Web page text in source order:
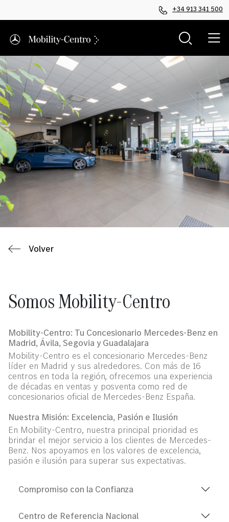
+34 913 341 500
Volver
Somos Mobility-Centro
Mobility-Centro: Tu Concesionario Mercedes-Benz en
Madrid, Ávila, Segovia y Guadalajara
Mobility-Centro es el concesionario Mercedes-Benz
líder en Madrid y sus alrededores. Con más de 16
centros en toda la región, ofrecemos una experiencia
de décadas en ventas y posventa como red de
concesionarios oficial de Mercedes-Benz España.
Nuestra Misión: Excelencia, Pasión e Ilusión
En Mobility-Centro, nuestra principal prioridad es
brindar el mejor servicio a los clientes de Mercedes-
Benz. Nos apoyamos en los valores de excelencia,
pasión e ilusión para superar sus expectativas.
Compromiso con la Confianza
Centro de Referencia Nacional